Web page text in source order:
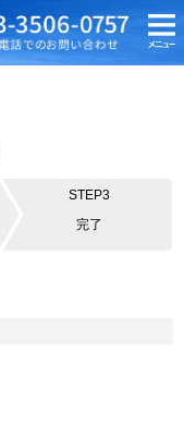
STEP3
完了